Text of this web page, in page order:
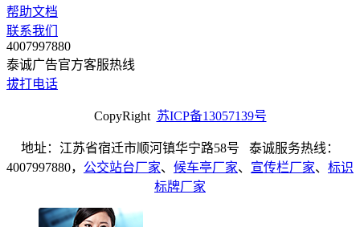
帮助文档
联系我们
4007997880
泰诚广告官方客服热线
拔打电话
CopyRight 苏ICP备13057139号
地址：江苏省宿迁市顺河镇华宁路58号 泰诚服务热线：
4007997880， 公交站台厂家、 候车亭厂家、 宣传栏厂家、 标识
标牌厂家